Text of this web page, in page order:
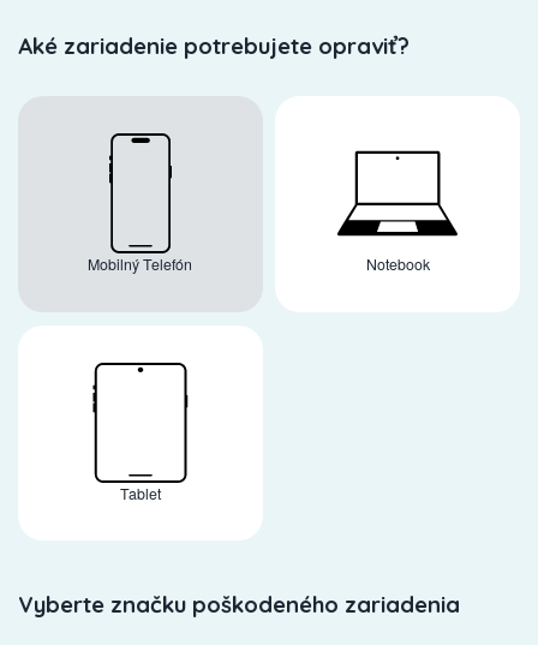
Aké zariadenie potrebujete opraviť?
Mobilný Telefón Notebook
Tablet
Vyberte značku poškodeného zariadenia